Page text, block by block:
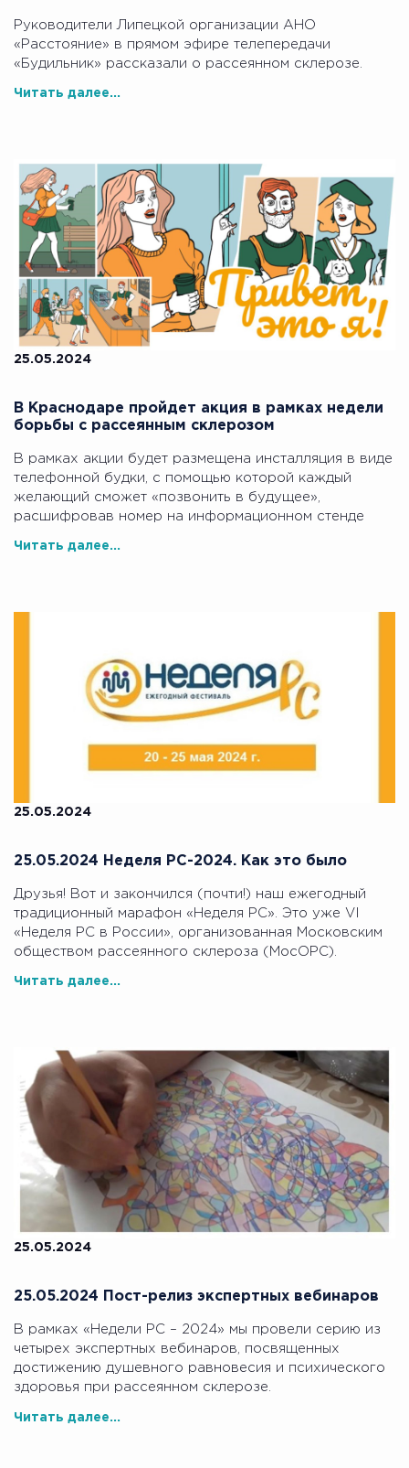
Руководители Липецкой организации АНО
«Расстояние» в прямом эфире телепередачи
«Будильник» рассказали о рассеянном склерозе.
Читать далее...
25.05.2024
В Краснодаре пройдет акция в рамках недели
борьбы с рассеянным склерозом
В рамках акции будет размещена инсталляция в виде
телефонной будки, с помощью которой каждый
желающий сможет «позвонить в будущее»,
расшифровав номер на информационном стенде
Читать далее...
25.05.2024
25.05.2024 Неделя РС-2024. Как это было
Друзья! Вот и закончился (почти!) наш ежегодный
традиционный марафон «Неделя РС». Это уже VI
«Неделя РС в России», организованная Московским
обществом рассеянного склероза (МосОРС).
Читать далее...
25.05.2024
25.05.2024 Пост-релиз экспертных вебинаров
В рамках «Недели РС – 2024» мы провели серию из
четырех экспертных вебинаров, посвященных
достижению душевного равновесия и психического
здоровья при рассеянном склерозе.
Читать далее...